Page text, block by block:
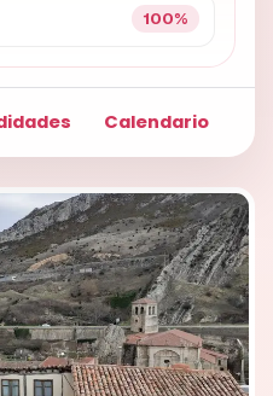
100%
Calendario